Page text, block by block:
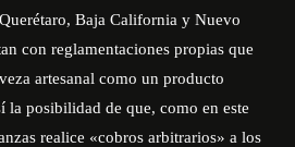
Baja California y Nuevo
con reglamentaciones propias que
artesanal como un producto
la posibilidad de que, como en este
realice «cobros arbitrarios» a los